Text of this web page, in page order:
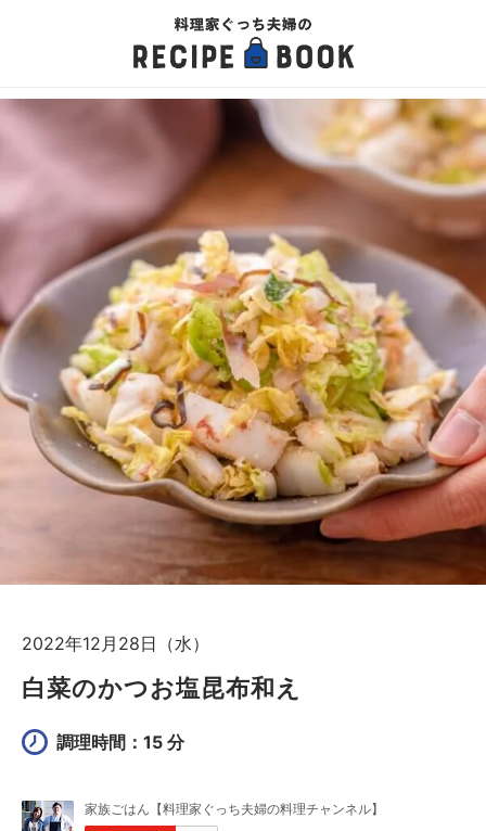
2022年12月28日（水）
白菜のかつお塩昆布和え
調理時間：15 分